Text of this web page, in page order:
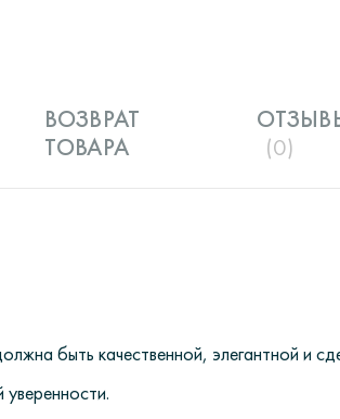
ВОЗВРАТ
ТОВАРА
(0)
быть качественной, элегантной и